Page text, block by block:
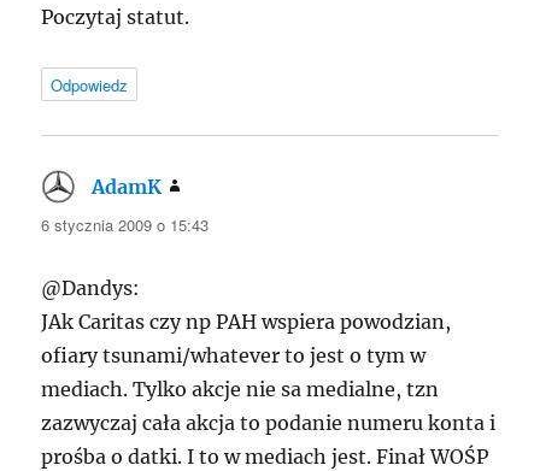
Poczytaj statut.
Odpowiedz
AdamK
6 stycznia 2009 o 15:43
@Dandys:
JAk Caritas czy npPAH wspiera powodzian,
ofiary tsunami/whatever to jest o tym w
mediach. Tylko akcje nie sa medialne, tzn
zazwyczaj cała akcja to podanie numeru konta i
prośba o datki. I to w mediach jest. Finał WOŚP